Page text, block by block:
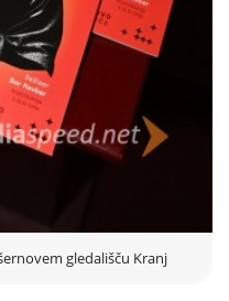
gledališču Kranj